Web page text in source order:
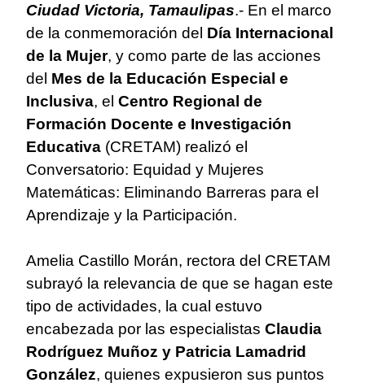
Ciudad Victoria, Tamaulipas.- En el marco
de la conmemoración del Día Internacional
de la Mujer, y como parte de las acciones
del Mes de la Educación Especial e
Inclusiva, el Centro Regional de
Formación Docente e Investigación
Educativa (CRETAM) realizó el
Conversatorio: Equidad y Mujeres
Matemáticas: Eliminando Barreras para el
Aprendizaje y la Participación.
Amelia Castillo Morán, rectora del CRETAM
subrayó la relevancia de que se hagan este
tipo de actividades, la cual estuvo
encabezada por las especialistas Claudia
Rodríguez Muñoz y Patricia Lamadrid
González, quienes expusieron sus puntos